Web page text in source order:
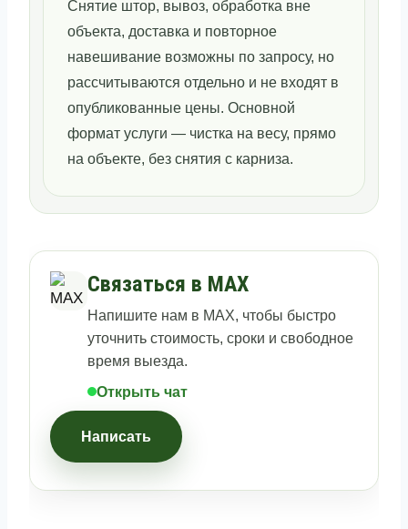
Снятие штор, вывоз, обработка вне
объекта, доставка и повторное
навешивание возможны по запросу, но
рассчитываются отдельно и не входят в
опубликованные цены. Основной
формат услуги — чистка на весу, прямо
на объекте, без снятия с карниза.
Связаться в MAX
Напишите нам в MAX, чтобы быстро
уточнить стоимость, сроки и свободное
время выезда.
Открыть чат
Написать